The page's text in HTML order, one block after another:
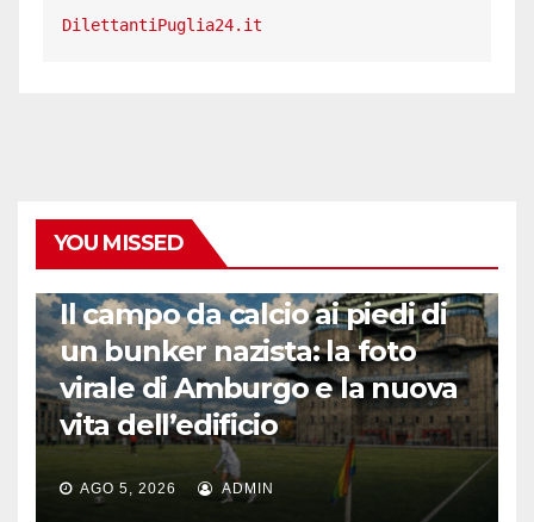
DilettantiPuglia24.it
YOU MISSED
Il campo da calcio ai piedi di
un bunker nazista: la foto
virale di Amburgo e la nuova
vita dell’edificio
AGO 5, 2026 ADMIN